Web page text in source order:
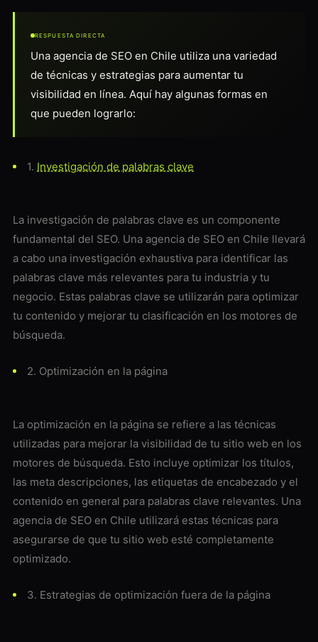
RESPUESTA DIRECTA
Una agencia de SEO en Chile utiliza una variedad
de técnicas y estrategias para aumentar tu
visibilidad en línea. Aquí hay algunas formas en
que pueden lograrlo:
1. Investigación de palabras clave
La investigación de palabras clave es un componente
fundamental del SEO. Una agencia de SEO en Chile llevará
a cabo una investigación exhaustiva para identificar las
palabras clave más relevantes para tu industria y tu
negocio. Estas palabras clave se utilizarán para optimizar
tu contenido y mejorar tu clasificación en los motores de
búsqueda.
2. Optimización en la página
La optimización en la página se refiere a las técnicas
utilizadas para mejorar la visibilidad de tu sitio web en los
motores de búsqueda. Esto incluye optimizar los títulos,
las meta descripciones, las etiquetas de encabezado y el
contenido en general para palabras clave relevantes. Una
agencia de SEO en Chile utilizará estas técnicas para
asegurarse de que tu sitio web esté completamente
optimizado.
3. Estrategias de optimización fuera de la página